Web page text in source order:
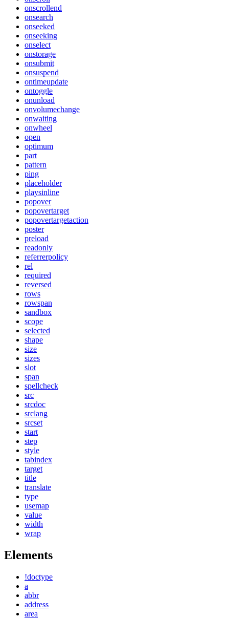
onscrollend
onsearch
onseeked
onseeking
onselect
onstorage
onsubmit
onsuspend
ontimeupdate
ontoggle
onunload
onvolumechange
onwaiting
onwheel
open
optimum
part
pattern
ping
placeholder
playsinline
popover
popovertarget
popovertargetaction
poster
preload
readonly
referrerpolicy
rel
required
reversed
rows
rowspan
sandbox
scope
selected
shape
size
sizes
slot
span
spellcheck
src
srcdoc
srclang
srcset
start
step
style
tabindex
target
title
translate
type
usemap
value
width
wrap
Elements
!doctype
a
abbr
address
area